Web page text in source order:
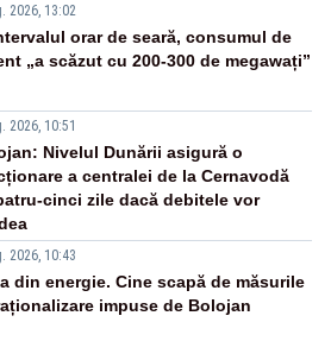
2026, 13:02
orar de seară, consumul de
„a scăzut cu 200-300 de megawați”
2026, 10:51
Nivelul Dunării asigură o
a centralei de la Cernavodă
cinci zile dacă debitele vor
2026, 10:43
din energie. Cine scapă de măsurile
impuse de Bolojan